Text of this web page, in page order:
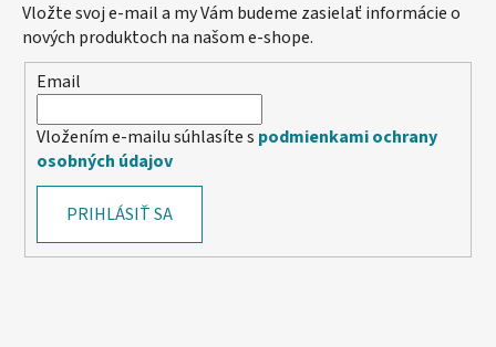
Vložte svoj e-mail a my Vám budeme zasielať informácie o
nových produktoch na našom e-shope.
Email
Vložením e-mailu súhlasíte s podmienkami ochrany
osobných údajov
PRIHLÁSIŤ SA